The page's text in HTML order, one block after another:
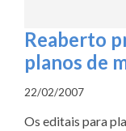
Reaberto
planos de
22/02/2007
Os editais para